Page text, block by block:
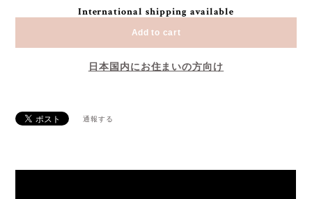
International shipping available
Add to cart
日本国内にお住まいの方向け
通報する